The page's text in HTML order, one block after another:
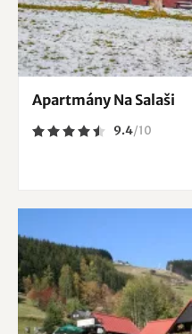
Apartmány Na Salaši
9.4/10